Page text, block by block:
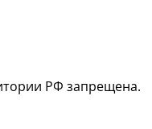
РФ запрещена.